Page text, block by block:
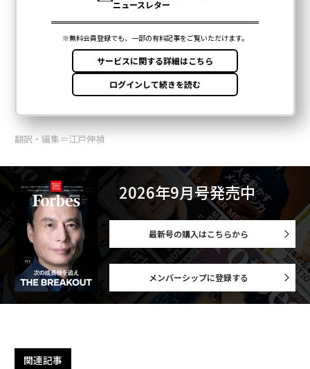
翻訳・編集＝江戸伸禎
2026年9月号発売中
最新号の購入はこちらから
メンバーシップに登録する
関連記事